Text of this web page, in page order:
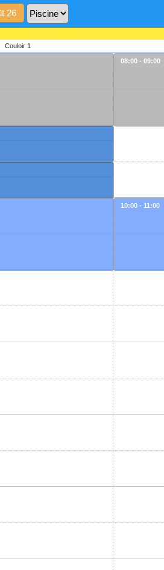
Couloir 1
08:00 - 09:00
10:00 - 11:00